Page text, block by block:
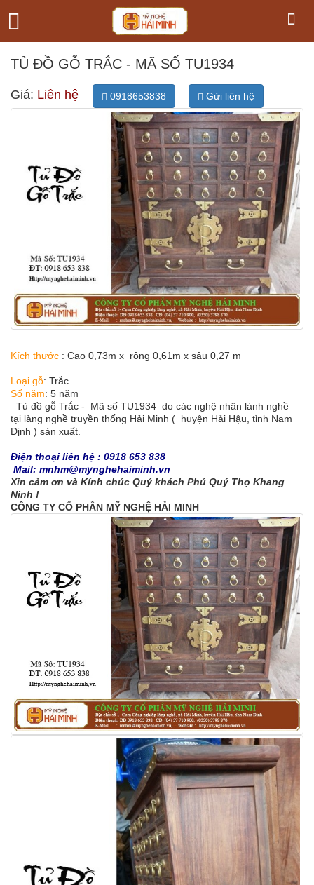
TỦ ĐỒ GỖ TRẮC - MÃ SỐ TU1934
Giá: Liên hệ 0918653838 Gửi liên hệ
Kích thước : Cao 0,73m x rộng 0,61m x sâu 0,27 m
Loại gỗ: Trắc
Số năm: 5 năm
Tủ đồ gỗ Trắc - Mã số TU1934 do các nghệ nhân lành nghề
tại làng nghề truyền thống Hải Minh ( huyện Hải Hậu, tỉnh Nam
Định ) sản xuất.
Điện thoại liên hệ : 0918 653 838
Mail: mnhm@mynghehaiminh.vn
Xin cảm ơn và Kính chúc Quý khách Phú Quý Thọ Khang
Ninh !
CÔNG TY CỔ PHẦN MỸ NGHỆ HẢI MINH